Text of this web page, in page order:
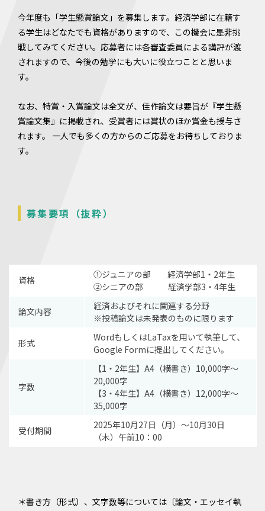
今年度も「学生懸賞論文」を募集します。経済学部に在籍す
る学生はどなたでも資格がありますので、この機会に是非挑
戦してみてください。応募者には各審査委員による講評が渡
されますので、今後の勉学にも大いに役立つことと思いま
す。
なお、特賞・入賞論文は全文が、佳作論文は要旨が『学生懸
賞論文集』に掲載され、受賞者には賞状のほか賞金も授与さ
れます。 一人でも多くの方からのご応募をお待ちしておりま
す。
募集要項（抜粋）
資格
①ジュニアの部 経済学部1・2年生
②シニアの部 経済学部3・4年生
論文内容
経済およびそれに関連する分野
※投稿論文は未発表のものに限ります
形式
WordもしくはLaTaxを用いて執筆して、
Google Formに提出してください。
字数
【1・2年生】A4（横書き）10,000字〜
20,000字
【3・4年生】A4（横書き）12,000字〜
35,000字
受付期間
2025年10月27日（月）～10月30日
（木）午前10：00
＊書き方（形式）、文字数等については〔論文・エッセイ執